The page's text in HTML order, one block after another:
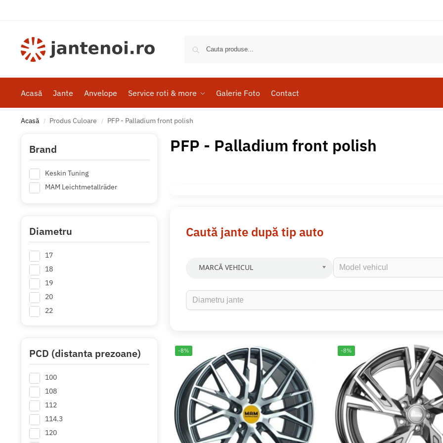
Acasă Jante Anvelope Service roti & more Galerie Foto Contact
Acasă / Produs Culoare / PFP - Palladium front polish
PFP - Palladium front polish
Caută jante după tip auto
MARCĂ VEHICUL
-8% -8%
Brand
Keskin Tuning
MAM Leichtmetallräder
Diametru
17
18
19
20
22
PCD (distanta prezoane)
100
108
112
114.3
120